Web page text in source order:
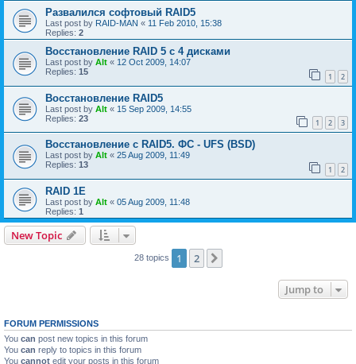
Развалился софтовый RAID5
Last post by RAID-MAN « 11 Feb 2010, 15:38
Replies: 2
Восстановление RAID 5 с 4 дисками
Last post by Alt « 12 Oct 2009, 14:07
Replies: 15 1 2
Восстановление RAID5
Last post by Alt « 15 Sep 2009, 14:55
Replies: 23 1 2 3
Восстановление с RAID5. ФС - UFS (BSD)
Last post by Alt « 25 Aug 2009, 11:49
Replies: 13 1 2
RAID 1E
Last post by Alt « 05 Aug 2009, 11:48
Replies: 1
New Topic
28 topics 1 2
Jump to
FORUM PERMISSIONS
You can post new topics in this forum
You can reply to topics in this forum
You cannot edit your posts in this forum